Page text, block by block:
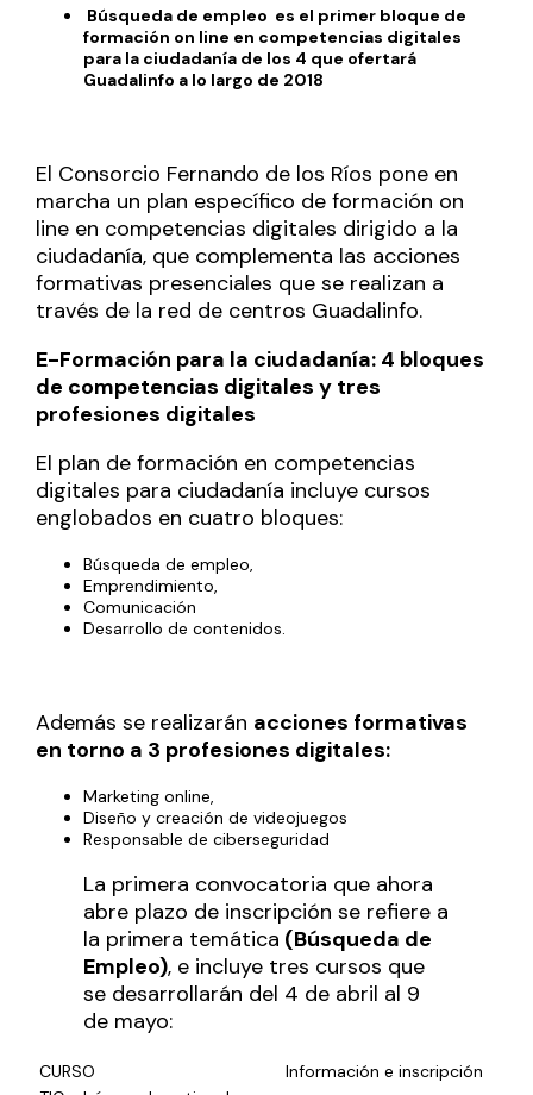
Búsqueda de empleo es el primer bloque de
formación on line en competencias digitales
para la ciudadanía de los 4 que ofertará
Guadalinfo a lo largo de 2018
El Consorcio Fernando de los Ríos pone en
marcha un plan específico de formación on
line en competencias digitales dirigido a la
ciudadanía, que complementa las acciones
formativas presenciales que se realizan a
través de la red de centros Guadalinfo.
E-Formación para la ciudadanía: 4 bloques
de competencias digitales y tres
profesiones digitales
El plan de formación en competencias
digitales para ciudadanía incluye cursos
englobados en cuatro bloques:
Búsqueda de empleo,
Emprendimiento,
Comunicación
Desarrollo de contenidos.
Además se realizarán acciones formativas
en torno a 3 profesiones digitales:
Marketing online,
Diseño y creación de videojuegos
Responsable de ciberseguridad
La primera convocatoria que ahora
abre plazo de inscripción se refiere a
la primera temática (Búsqueda de
Empleo), e incluye tres cursos que
se desarrollarán del 4 de abril al 9
de mayo:
CURSO
Información e inscripción